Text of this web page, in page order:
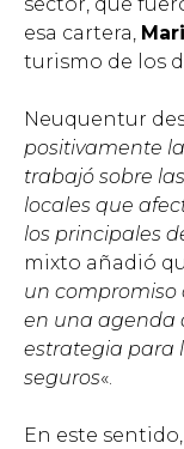
esa cartera,
turismo de los
Neuquentur
positivamente
trabajó sobre
locales que
los principales
mixto añadió
un compromiso
en una agenda
estrategia para
seguros«.
En este